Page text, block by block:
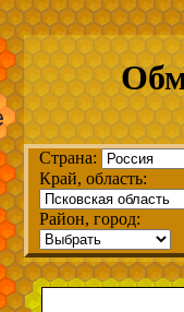
Страна:
Край, область:
Район, город: